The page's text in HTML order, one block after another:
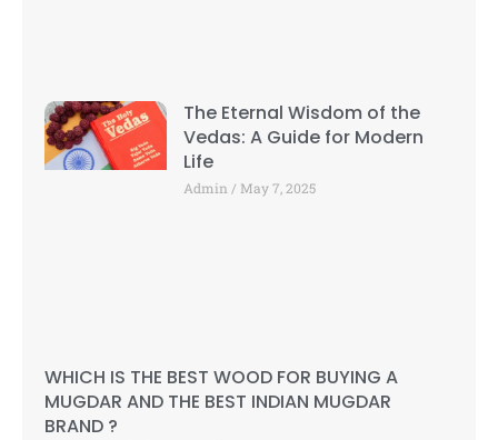
The Eternal Wisdom of the
Vedas: A Guide for Modern
Life
Admin May 7, 2025
WHICH IS THE BEST WOOD FOR BUYING A
MUGDAR AND THE BEST INDIAN MUGDAR
BRAND ?